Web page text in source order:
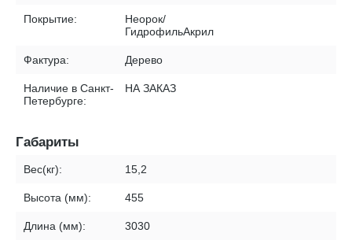
Покрытие:
Неорок/
ГидрофильАкрил
Фактура: Дерево
Наличие в Санкт-
Петербурге:
НА ЗАКАЗ
Габариты
Вес(кг): 15,2
Высота (мм): 455
Длина (мм): 3030